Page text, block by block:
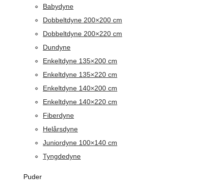
Babydyne
Dobbeltdyne 200×200 cm
Dobbeltdyne 200×220 cm
Dundyne
Enkeltdyne 135×200 cm
Enkeltdyne 135×220 cm
Enkeltdyne 140×200 cm
Enkeltdyne 140×220 cm
Fiberdyne
Helårsdyne
Juniordyne 100×140 cm
Tyngdedyne
Puder